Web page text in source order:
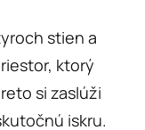
stien a
ktorý
si zaslúži
iskru.